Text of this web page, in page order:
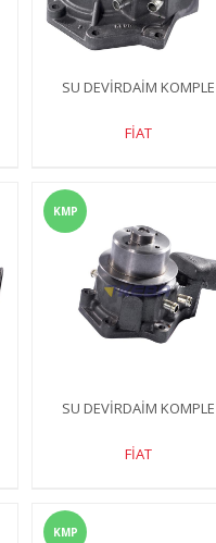
SU DEVİRDAİM KOMPLE
FİAT
KMP
SU DEVİRDAİM KOMPLE
FİAT
KMP